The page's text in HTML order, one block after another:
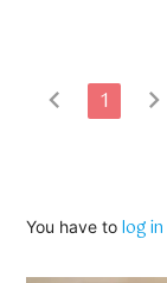
chevron_left 1 chevron_right
You have tolog in